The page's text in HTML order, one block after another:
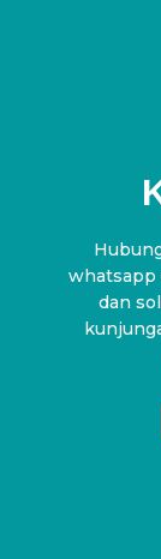
whatsapp
dan